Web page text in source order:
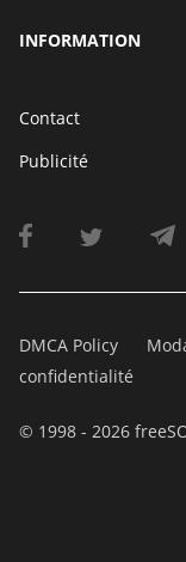
INFORMATION
Contact
Publicité
DMCA Policy
confidentialité
© 1998 - 2026